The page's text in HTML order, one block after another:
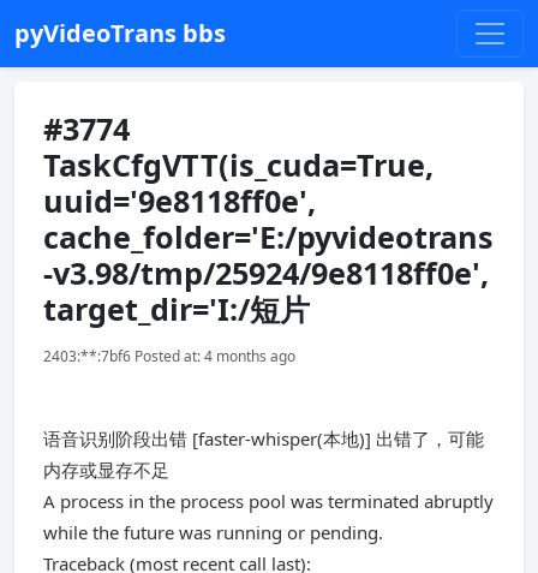
pyVideoTrans bbs
#3774
TaskCfgVTT(is_cuda=True,
uuid='9e8118ff0e',
cache_folder='E:/pyvideotrans
-v3.98/tmp/25924/9e8118ff0e',
target_dir='I:/短片
2403:**:7bf6 Posted at: 4 months ago
语音识别阶段出错 [faster-whisper(本地)] 出错了，可能
内存或显存不足
A process in the process pool was terminated abruptly
while the future was running or pending.
Traceback (most recent call last):